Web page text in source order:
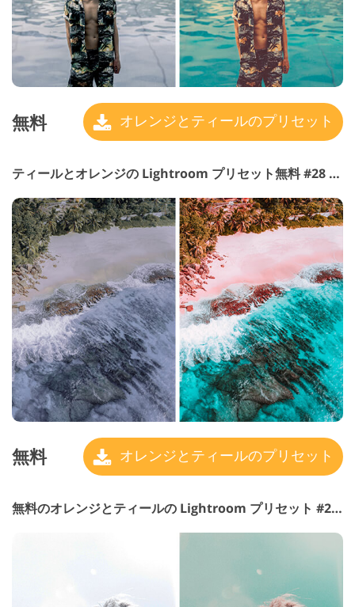
無料 オレンジとティールのプリセット
ティールとオレンジの Lightroom プリセット無料 #28 "Red Planet"
無料 オレンジとティールのプリセット
無料のオレンジとティールの Lightroom プリセット #29 "Haze"